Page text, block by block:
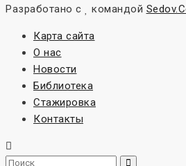
Разработано с
командой
Карта сайта
О нас
Новости
Библиотека
Стажировка
Контакты